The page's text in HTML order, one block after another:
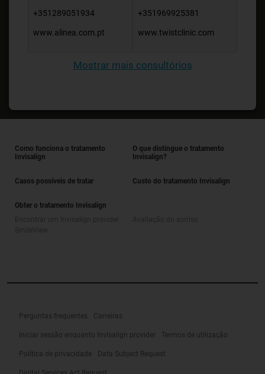
+351289051934
www.alinea.com.pt
+351969925381
www.twistclinic.com
Mostrar mais consultórios
Como funciona o tratamento
Invisalign
O que distingue o tratamento
Invisalign?
Casos possíveis de tratar Custo do tratamento Invisalign
Obter o tratamento Invisalign
Perguntas frequentes Carreiras
Iniciar sessão enquanto Invisalign provider Termos de utilização
Política de privacidade Data Subject Request